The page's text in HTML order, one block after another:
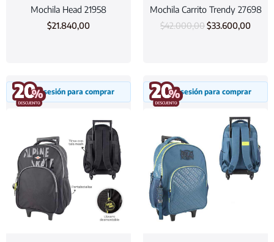
Mochila Head 21958
$21.840,00
Mochila Carrito Trendy 27698
$42.000,00$33.600,00
Inicia sesión para comprar Inicia sesión para comprar